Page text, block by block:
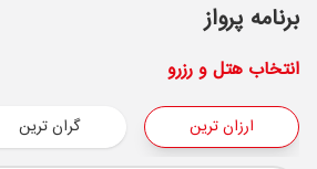
برنامه پرواز
انتخاب هتل و رزرو
ارزان ترین گران ترین